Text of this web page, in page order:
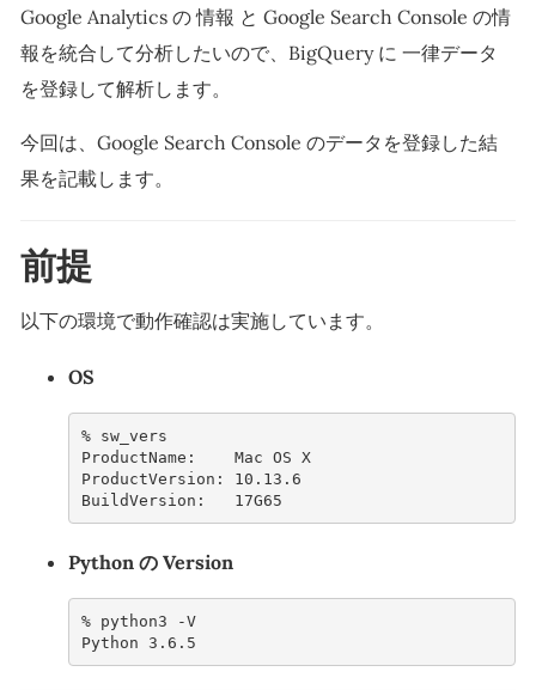
Google Analytics の 情報 と Google Search Console の情
報を統合して分析したいので、BigQuery に 一律データ
を登録して解析します。
今回は、Google Search Console のデータを登録した結
果を記載します。
前提
以下の環境で動作確認は実施しています。
OS
% sw_vers
ProductName:    Mac OS X
ProductVersion: 10.13.6
BuildVersion:   17G65
Python の Version
% python3
-V
Python 3.6.5